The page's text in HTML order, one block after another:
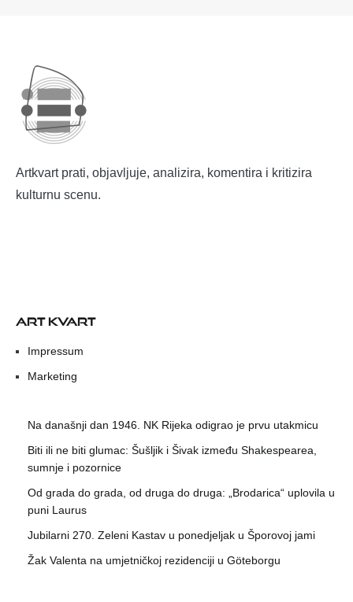
Artkvart prati, objavljuje, analizira, komentira i kritizira
kulturnu scenu.
ART KVART
Impressum
Marketing
Na današnji dan 1946. NK Rijeka odigrao je prvu utakmicu
Biti ili ne biti glumac: Šušljik i Šivak između Shakespearea,
sumnje i pozornice
Od grada do grada, od druga do druga: „Brodarica“ uplovila u
puni Laurus
Jubilarni 270. Zeleni Kastav u ponedjeljak u Šporovoj jami
Žak Valenta na umjetničkoj rezidenciji u Göteborgu